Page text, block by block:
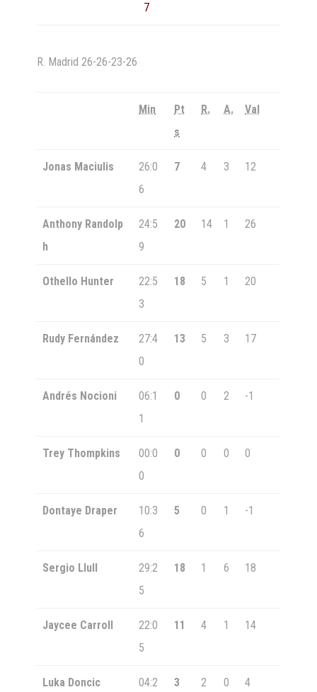
7
R. Madrid26-26-23-26
Min
Pt
s
R. A. Val
Jonas Maciulis
26:0
6
7 4 3 12
Anthony Randolp
h
24:5
9
20 14 1 26
Othello Hunter
22:5
3
18 5 1 20
Rudy Fernández
27:4
0
13 5 3 17
Andrés Nocioni
06:1
1
0 0 2 -1
Trey Thompkins
00:0
0
0 0 0 0
Dontaye Draper
10:3
6
5 0 1 -1
Sergio Llull
29:2
5
18 1 6 18
Jaycee Carroll
22:0
5
11 4 1 14
Luka Doncic 04:2 3 2 0 4